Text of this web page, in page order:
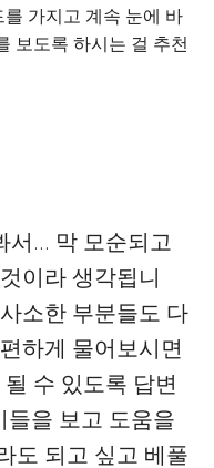
가지고 계속 눈에 바
보도록 하시는 걸 추천
서... 막 모순되고
이라 생각됩니
소한 부분들도 다
하게 물어보시면
수 있도록 답변
들을 보고 도움을
도 되고 싶고 베풀